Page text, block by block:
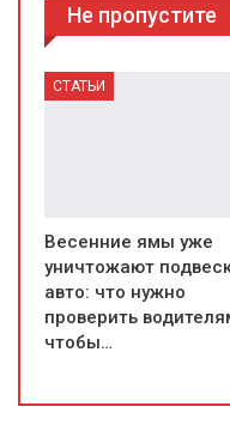
Не пропустите
СТАТЬИ
Весенние ямы уже
уничтожают
авто: что нужно
проверить
чтобы…